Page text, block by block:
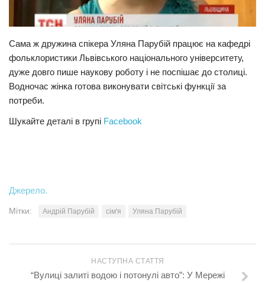
Сама ж дружина спікера Уляна Парубій працює на кафедрі
фольклористики Львівського національного університету,
дуже довго пише наукову роботу і не поспішає до столиці.
Водночас жінка готова виконувати світські функції за
потреби.
Шукайте деталі в групі Facebook
Джерело.
Мітки: Андрій Парубій сім'я Уляна Парубій
НАСТУПНА СТАТТЯ
“Вулиці залиті водою і потонулі авто”: У Мережі